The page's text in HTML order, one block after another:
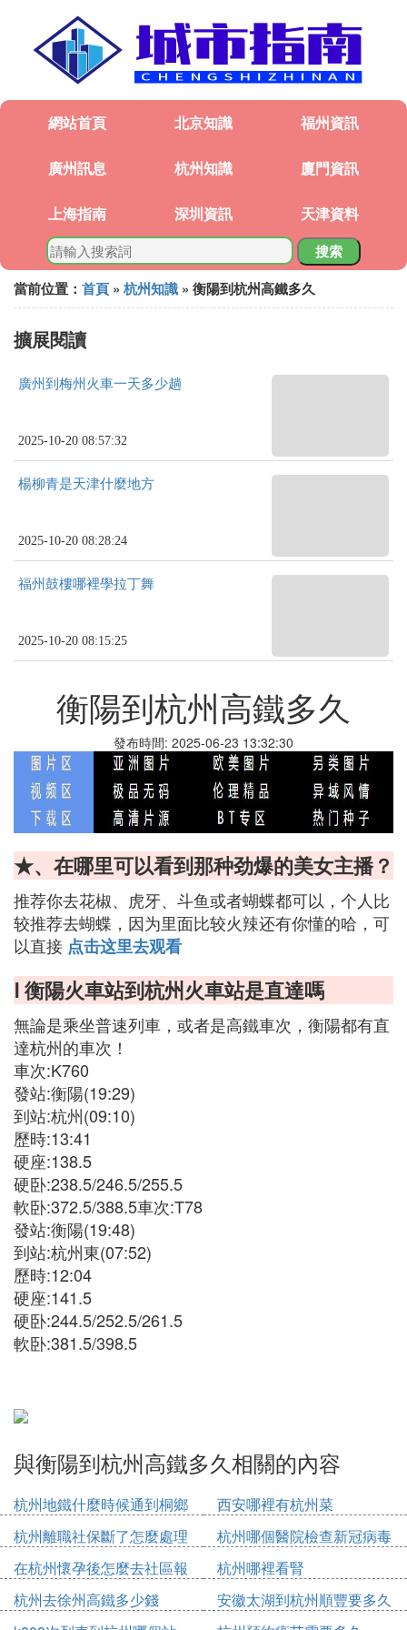
網站首頁 北京知識 福州資訊
廣州訊息 杭州知識 廈門資訊
上海指南 深圳資訊 天津資料
搜索
當前位置： 首頁 » 杭州知識 » 衡陽到杭州高鐵多久
擴展閱讀
廣州到梅州火車一天多少趟
2025-10-20 08:57:32
楊柳青是天津什麼地方
2025-10-20 08:28:24
福州鼓樓哪裡學拉丁舞
2025-10-20 08:15:25
衡陽到杭州高鐵多久
發布時間: 2025-06-23 13:32:30
★、在哪里可以看到那种劲爆的美女主播？
推荐你去花椒、虎牙、斗鱼或者蝴蝶都可以，个人比
较推荐去蝴蝶，因为里面比较火辣还有你懂的哈，可
以直接 点击这里去观看
Ⅰ 衡陽火車站到杭州火車站是直達嗎
無論是乘坐普速列車，或者是高鐵車次，衡陽都有直
達杭州的車次！
車次:K760
發站:衡陽(19:29)
到站:杭州(09:10)
歷時:13:41
硬座:138.5
硬卧:238.5/246.5/255.5
軟卧:372.5/388.5車次:T78
發站:衡陽(19:48)
到站:杭州東(07:52)
歷時:12:04
硬座:141.5
硬卧:244.5/252.5/261.5
軟卧:381.5/398.5
與衡陽到杭州高鐵多久相關的內容
杭州地鐵什麼時候通到桐鄉
西安哪裡有杭州菜
杭州離職社保斷了怎麼處理
杭州哪個醫院檢查新冠病毒
在杭州懷孕後怎麼去社區報
備
杭州哪裡看腎
杭州去徐州高鐵多少錢
安徽太湖到杭州順豐要多久